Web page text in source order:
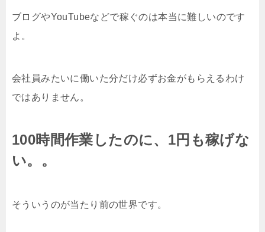
ブログやYouTubeなどで稼ぐのは本当に難しいのです
よ。
会社員みたいに働いた分だけ必ずお金がもらえるわけ
ではありません。
100時間作業したのに、1円も稼げな
い。。
そういうのが当たり前の世界です。